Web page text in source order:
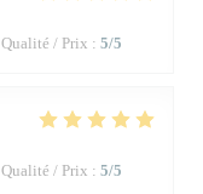
Qualité / Prix : 5/5
Qualité / Prix : 5/5